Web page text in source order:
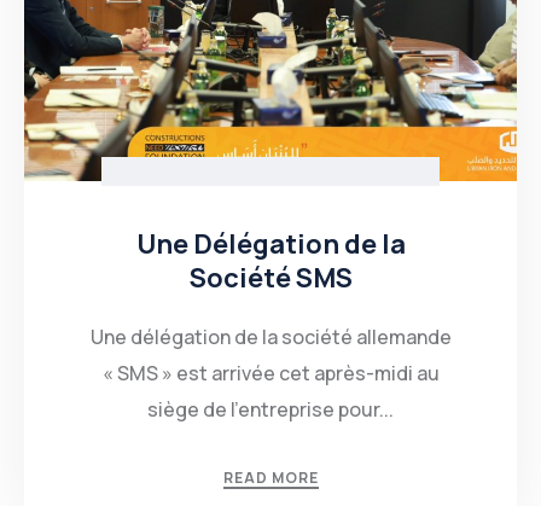
Une Délégation de la
Société SMS
Une délégation de la société allemande
« SMS » est arrivée cet après-midi au
siège de l’entreprise pour...
READ MORE